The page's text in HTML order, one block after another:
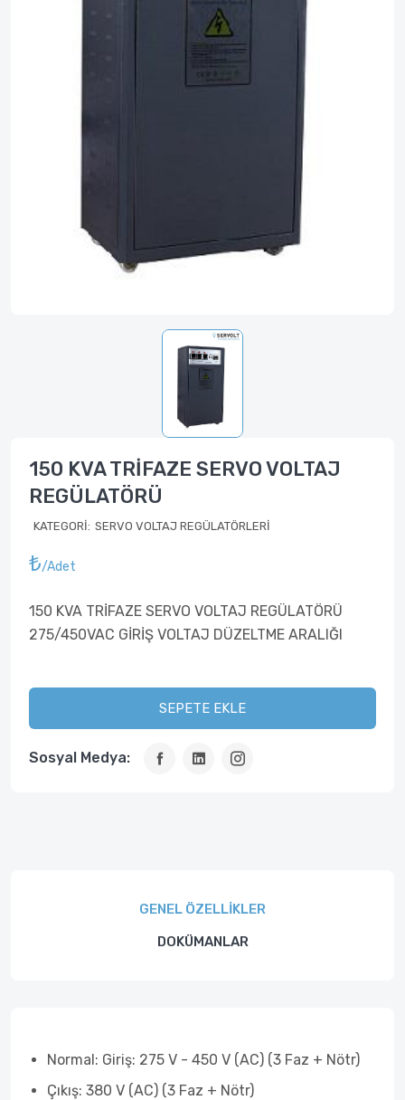
150 KVA TRİFAZE SERVO VOLTAJ
REGÜLATÖRÜ
KATEGORI: SERVO VOLTAJ REGÜLATÖRLERİ
₺/adet
150 KVA TRİFAZE SERVO VOLTAJ REGÜLATÖRÜ
275/450VAC GİRİŞ VOLTAJ DÜZELTME ARALIĞI
SEPETE EKLE
Sosyal Medya:
GENEL ÖZELLIKLER
DOKÜMANLAR
Normal: Giriş: 275 V - 450 V (AC) (3 Faz + Nötr)
Çıkış: 380 V (AC) (3 Faz + Nötr)